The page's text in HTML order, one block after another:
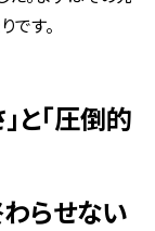
す。
と「圧倒的
らせない